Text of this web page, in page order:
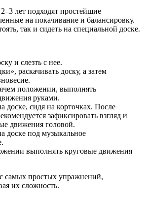
лет подходят простейшие
на покачивание и балансировку.
так и сидеть на специальной доске.
и слезть с нее.
раскачивать доску, а затем
положении, выполнять
руками.
доске, сидя на корточках. После
зафиксировать взгляд и
движения головой.
доске под музыкальное
выполнять круговые движения
самых простых упражнений,
их сложность.